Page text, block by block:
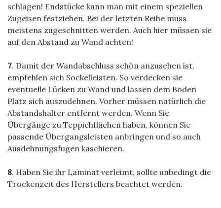
schlagen! Endstücke kann man mit einem speziellen
Zugeisen festziehen. Bei der letzten Reihe muss
meistens zugeschnitten werden. Auch hier müssen sie
auf den Abstand zu Wand achten!
7. Damit der Wandabschluss schön anzusehen ist,
empfehlen sich Sockelleisten. So verdecken sie
eventuelle Lücken zu Wand und lassen dem Boden
Platz sich auszudehnen. Vorher müssen natürlich die
Abstandshalter entfernt werden. Wenn Sie
Übergänge zu Teppichflächen haben, können Sie
passende Übergangsleisten anbringen und so auch
Ausdehnungsfugen kaschieren.
8. Haben Sie ihr Laminat verleimt, sollte unbedingt die
Trockenzeit des Herstellers beachtet werden.